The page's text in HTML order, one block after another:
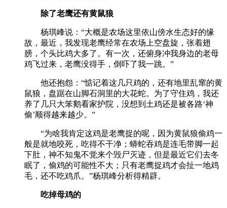
除了老鹰还有黄鼠狼
杨琪峰说：“大概是农场这里依山傍水生态好的缘
故，最近，我发现老鹰经常在农场上空盘旋，张着翅
膀，个头比鸡大多了。有一次，还俯身冲我身边的老母
鸡飞过来，老鹰没得手，倒吓了我一跳。”
他还抱怨：“惦记着这几只鸡的，还有地里乱窜的黄
鼠狼，盘踞在山脚石洞里的大花蛇。为了守住鸡，我还
养了几只大笨鹅看家护院，没想到土鸡还是被各路‘神
偷’顺得越来越少。”
“为啥我肯定这鸡是老鹰捉的呢，因为黄鼠狼偷鸡一
般是就地咬死，吃得不干净；蟒蛇吞鸡是连毛带脚一起
下肚，神不知鬼不觉来个毁尸灭迹，但是最近它们去冬
眠了，偷鸡的可能性不大；只有老鹰捉鸡才会扯一地鸡
毛，还不吃鸡爪。”杨琪峰分析得精辟。
吃掉母鸡的